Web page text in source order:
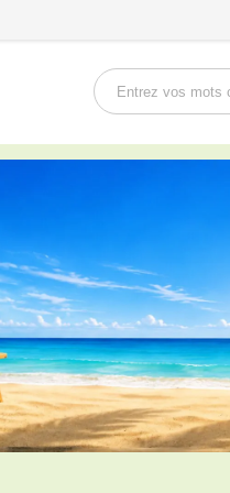
Rechercher